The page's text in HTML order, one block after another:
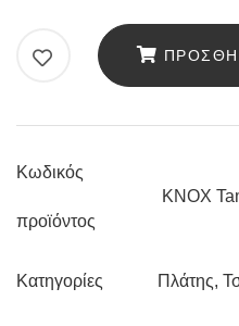
Κωδικός
προϊόντος
KNOX
Κατηγορίες Πλάτης,